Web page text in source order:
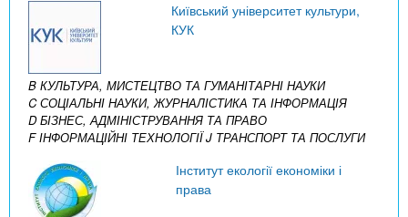
Київський університет культури,
КУК
B КУЛЬТУРА, МИСТЕЦТВО ТА ГУМАНІТАРНІ НАУКИ
C СОЦІАЛЬНІ НАУКИ, ЖУРНАЛІСТИКА ТА ІНФОРМАЦІЯ
D БІЗНЕС, АДМІНІСТРУВАННЯ ТА ПРАВО
F ІНФОРМАЦІЙНІ ТЕХНОЛОГІЇJ ТРАНСПОРТ ТА ПОСЛУГИ
Інститут екології економіки і
права